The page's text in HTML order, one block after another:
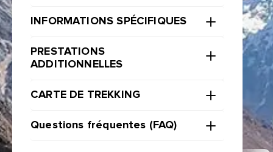
INFORMATIONS SPÉCIFIQUES
PRESTATIONS
ADDITIONNELLES
CARTE DE TREKKING
Questions fréquentes (FAQ)